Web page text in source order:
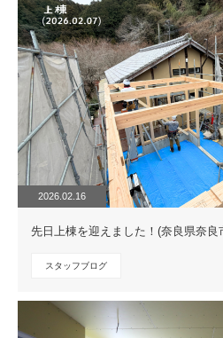
2026.02.16
先日上棟を迎えました！(奈良県奈良
スタッフブログ